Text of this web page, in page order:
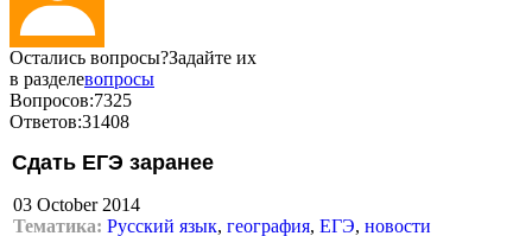
Остались вопросы?Задайте их
в разделевопросы
Вопросов:7325
Ответов:31408
Сдать ЕГЭ заранее
03 October 2014
Тематика: Русский язык, география, ЕГЭ, новости